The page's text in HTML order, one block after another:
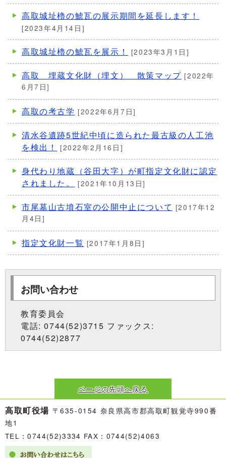
高取城址櫓の鯱瓦の展示期間を延長します！
[2023年4月14日]
高取城址櫓の鯱瓦を展示！ [2023年3月1日]
高取 埋蔵文化財（埋文） 散策マップ [2022年
6月7日]
高取の考古学 [2022年6月7日]
清水谷遺跡5世紀中頃に造られた最古級の人工池
を検出！
[2022年2月16日]
身代わり地蔵（谷田大字）が町指定文化財に認定
されました。
[2021年10月13日]
市尾墓山古墳石室の公開中止について [2017年12
月4日]
指定文化財一覧 [2017年1月8日]
お問い合わせ
教育委員会
電話: 0744(52)3715 ファックス:
0744(52)2877
ページの先頭へ戻る
高取町役場 〒635-0154 奈良県高市郡高取町観覚寺990番
地1
TEL：0744(52)3334 FAX：0744(52)4063